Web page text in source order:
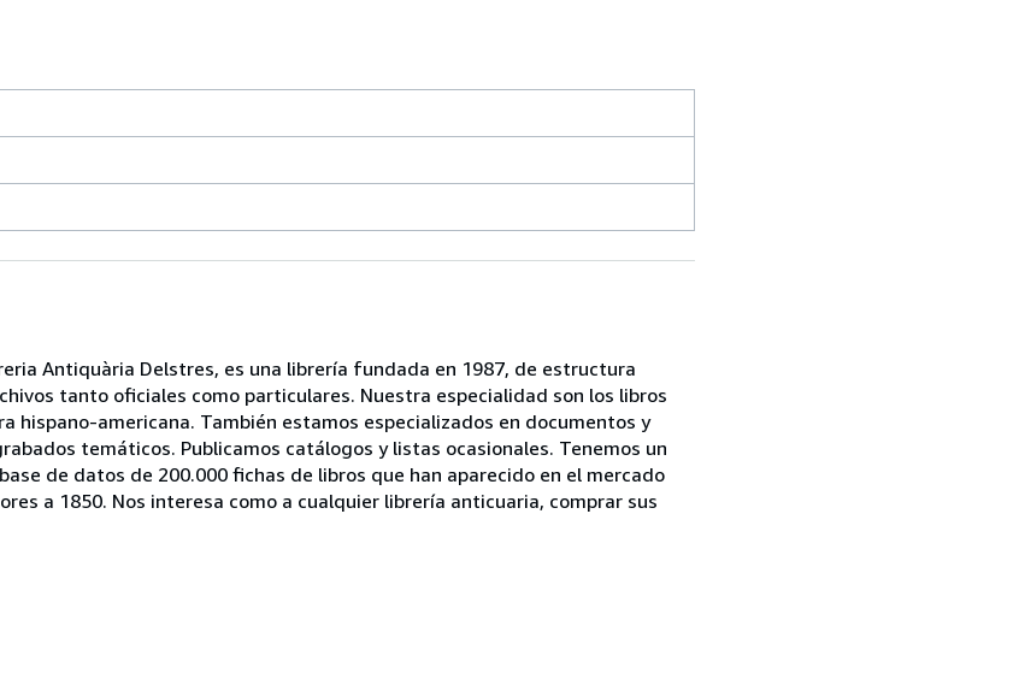
Antiquària Delstres, es una librería fundada en 1987, de estructura
tanto oficiales como particulares. Nuestra especialidad son los libros
hispano-americana. También estamos especializados en documentos y
temáticos. Publicamos catálogos y listas ocasionales. Tenemos un
de datos de 200.000 fichas de libros que han aparecido en el mercado
a 1850. Nos interesa como a cualquier librería anticuaria, comprar sus